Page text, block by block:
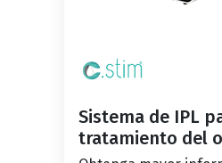
Sistema de IPL
tratamiento del